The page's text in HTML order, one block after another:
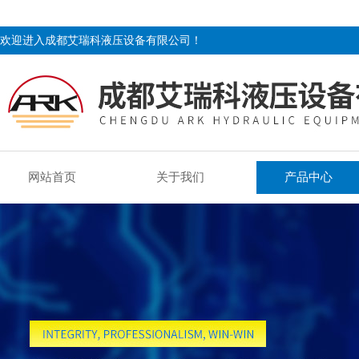
欢迎进入成都艾瑞科液压设备有限公司！
网站首页 关于我们 产品中心